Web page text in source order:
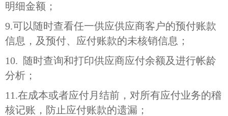
明细金额；
9.可以随时查看任一供应供应商客户的预付账款
信息，及预付、应付账款的未核销信息；
10. 随时查询和打印供应商应付余额及进行帐龄
分析；
11.在成本或者应付月结前，对所有应付业务的稽
核记账，防止应付账款的遗漏；